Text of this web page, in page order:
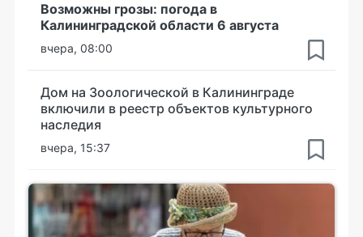
Возможны грозы: погода в
Калининградской области 6 августа
вчера, 08:00
Дом на Зоологической в Калининграде
включили в реестр объектов культурного
наследия
вчера, 15:37